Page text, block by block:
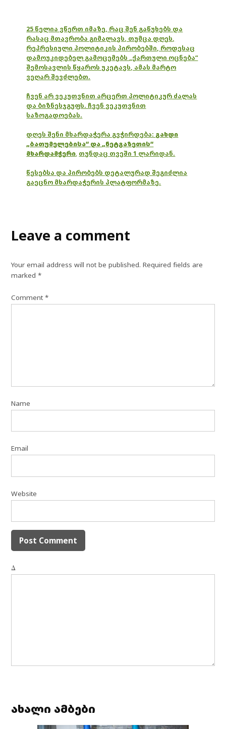
25 წელია ვწერთ იმაზე, რაც შენ გაწუხებს და
რასაც მთავრობა გიმალავს, თუმცა დღეს,
რეპრესიული პოლიტიკის პირობებში, როდესაც
დამოუკიდებელ გამოცემებს „ქართული ოცნება“
შემოსავლის წყაროს უკეტავს, ამას მარტო
ვეღარ შევძლებთ.
ჩვენ არ ვეკუთვნით არცერთ პოლიტიკურ ძალას
და ბიზნესჯგუფს. ჩვენ ვეკუთვნით
საზოგადოებას.
დღეს შენი მხარდაჭერა გვჭირდება: გახდი
„ბათუმელებისა“ და „ნეტგაზეთის“
მხარდამჭერი, თუნდაც თვეში 1 ლარიდან.
წესებსა და პირობებს დეტალურად შეგიძლია
გაეცნო მხარდაჭერის პლატფორმაზე.
Leave a comment
Your email address will not be published. Required fields are
marked*
Comment*
Name
Email
Website
Δ
ახალი ამბები